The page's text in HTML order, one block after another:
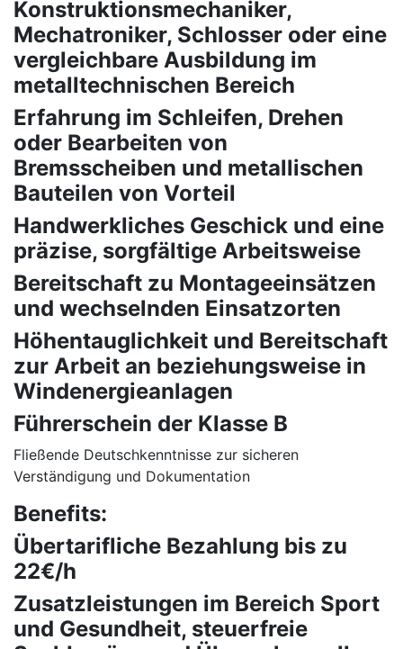
Konstruktionsmechaniker,
Mechatroniker, Schlosser oder eine
vergleichbare Ausbildung im
metalltechnischen Bereich
Erfahrung im Schleifen, Drehen
oder Bearbeiten von
Bremsscheiben und metallischen
Bauteilen von Vorteil
Handwerkliches Geschick und eine
präzise, sorgfältige Arbeitsweise
Bereitschaft zu Montageeinsätzen
und wechselnden Einsatzorten
Höhentauglichkeit und Bereitschaft
zur Arbeit an beziehungsweise in
Windenergieanlagen
Führerschein der Klasse B
Fließende Deutschkenntnisse zur sicheren
Verständigung und Dokumentation
Benefits:
Übertarifliche Bezahlung bis zu
22€/h
Zusatzleistungen im Bereich Sport
und Gesundheit, steuerfreie